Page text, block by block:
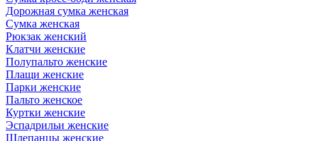
Дорожная сумка женская
Сумка женская
Рюкзак женский
Клатчи женские
Полупальто женские
Плащи женские
Парки женские
Пальто женское
Куртки женские
Эспадрильи женские
Шлепанцы женские